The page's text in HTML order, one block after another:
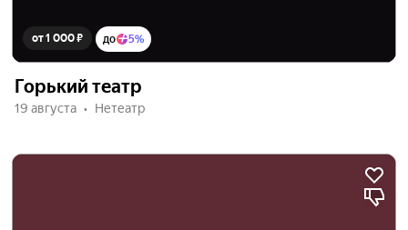
от 1 000 ₽ до 5%
Горький театр
19 августа Нетеатр